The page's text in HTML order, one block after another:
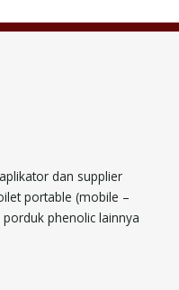
dan supplier
portable (mobile –
phenolic lainnya